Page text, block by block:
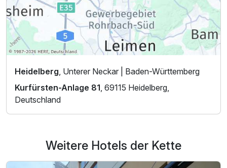
Heidelberg , Unterer Neckar | Baden-Württemberg
Kurfürsten-Anlage 81 , 69115 Heidelberg,
Deutschland
Weitere Hotels der Kette